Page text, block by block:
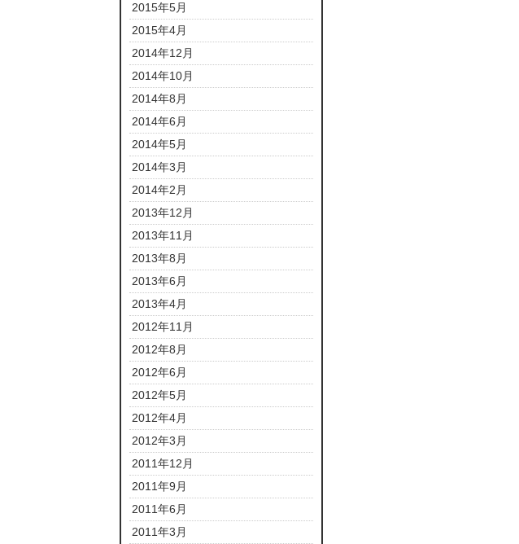
2015年5月
2015年4月
2014年12月
2014年10月
2014年8月
2014年6月
2014年5月
2014年3月
2014年2月
2013年12月
2013年11月
2013年8月
2013年6月
2013年4月
2012年11月
2012年8月
2012年6月
2012年5月
2012年4月
2012年3月
2011年12月
2011年9月
2011年6月
2011年3月